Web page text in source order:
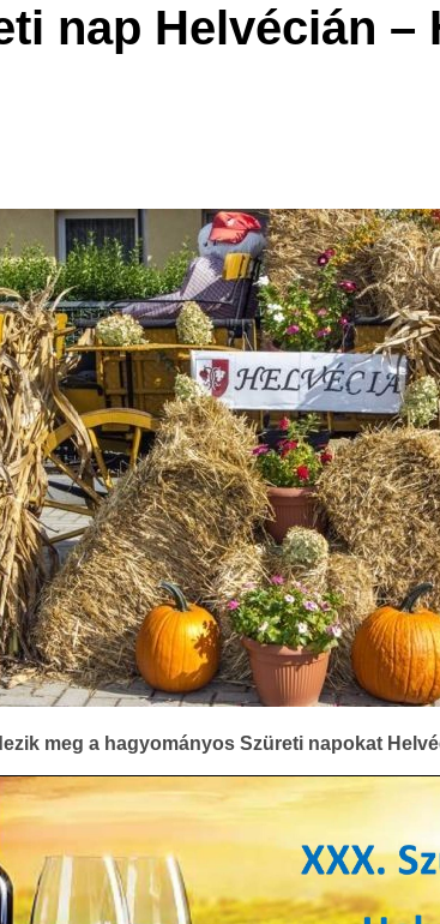
nap Helvécián
meg a hagyományos Szüreti napokat